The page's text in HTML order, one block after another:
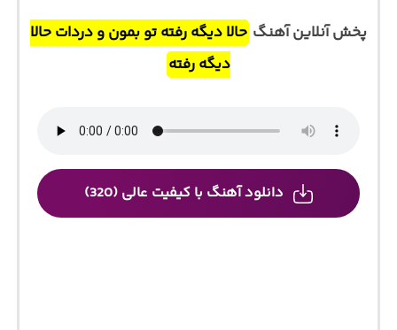
پخش آنلاین آهنگ حالا دیگه رفته تو بمون و دردات حالا
دیگه رفته
دانلود آهنگ با کیفیت عالی (320)